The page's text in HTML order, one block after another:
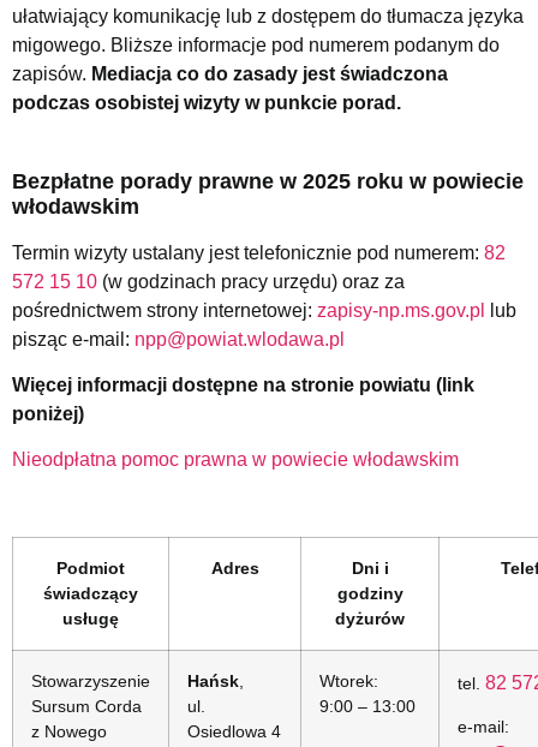
ułatwiający komunikację lub z dostępem do tłumacza języka
migowego. Bliższe informacje pod numerem podanym do
zapisów. Mediacja co do zasady jest świadczona
podczas osobistej wizyty w punkcie porad.
Bezpłatne porady prawne w 2025 roku w powiecie
włodawskim
Termin wizyty ustalany jest telefonicznie pod numerem: 82
572 15 10 (w godzinach pracy urzędu) oraz za
pośrednictwem strony internetowej: zapisy-np.ms.gov.pl
lub
pisząc e-mail: npp@powiat.wlodawa.pl
Więcej informacji dostępne na stronie powiatu (link
poniżej)
Nieodpłatna pomoc prawna w powiecie włodawskim
Podmiot
świadczący
usługę
Adres
Dni i
godziny
dyżurów
Stowarzyszenie
Sursum Corda
z Nowego
Hańsk
ul.
Osiedlowa 4
Wtorek:
9:00 – 13:00
tel. 82
e-mail: